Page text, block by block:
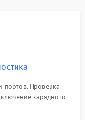
портов. Проверка
зарядного
тока с помощью
проблемы.